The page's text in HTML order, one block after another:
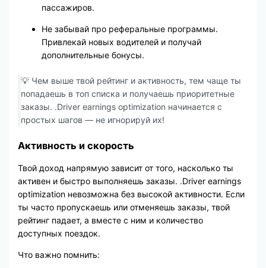
пассажиров.
Не забывай про реферальные программы.
Привлекай новых водителей и получай
дополнительные бонусы.
💡 Чем выше твой рейтинг и активность, тем чаще ты
попадаешь в топ списка и получаешь приоритетные
заказы. .Driver earnings optimization начинается с
простых шагов — не игнорируй их!
Активность и скорость
Твой доход напрямую зависит от того, насколько ты
активен и быстро выполняешь заказы. .Driver earnings
optimization невозможна без высокой активности. Если
ты часто пропускаешь или отменяешь заказы, твой
рейтинг падает, а вместе с ним и количество
доступных поездок.
Что важно помнить: